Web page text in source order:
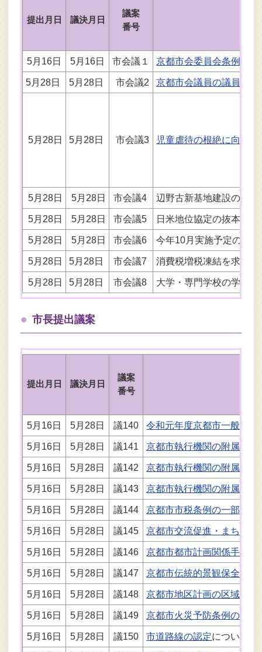
提出月日 議決月日
議案
番号
5月16日 5月16日 市会議１ 京都市会委員会条例の
5月28日 5月28日 市会議2 京都市会議員の議員報
5月28日 5月28日 市会議3 児童虐待の根絶に向け
5月28日 5月28日 市会議4 辺野古新基地建設の即
5月28日 5月28日 市会議5 日米地位協定の抜本的
5月28日 5月28日 市会議6 今年10月実施予定の消
5月28日 5月28日 市会議7 消費税増税凍結を求め
5月28日 5月28日 市会議8 大学・専門学校の学費
市長提出議案
提出月日 議決月日
議案
番号
5月16日 5月28日 議140 令和元年度京都市一般会計
5月16日 5月28日 議141 京都市執行機関の附属機
5月16日 5月28日 議142 京都市執行機関の附属機
5月16日 5月28日 議143 京都市執行機関の附属機
5月16日 5月28日 議144 京都市市税条例の一部を改
5月16日 5月28日 議145 京都市交流促進・まちづ
5月16日 5月28日 議146 京都市都市計画関係手数
5月16日 5月28日 議147 京都市伝統的景観保全に
5月16日 5月28日 議148 京都市地区計画の区域内
5月16日 5月28日 議149 京都市火災予防条例の一
5月16日 5月28日 議150 市道路線の認定について